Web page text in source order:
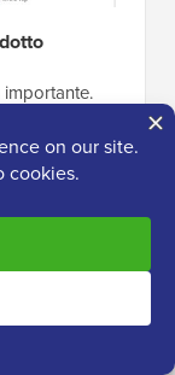
usa foto
le immagini.
È